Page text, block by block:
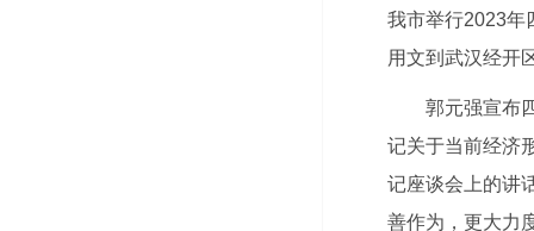
我市举行2023年
用文到武汉经开
郭元强宣布
记关于当前经济
记座谈会上的讲
善作为，更大力